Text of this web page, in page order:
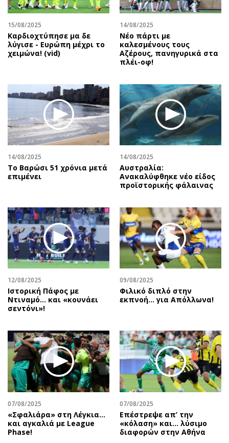
Επιχειρήσεις
Αγορές
Money Review
AstroBank Properties
Ενέργεια
Ναυτιλία
Περιβάλλον
Ελλάδα
Κόσμος
Παράξενα
Πολιτισμός
Μουσική
Εικαστικά
Βιβλίο
Χειρόγραφα
Γενικά
Αναδρομές
Πρόσωπα
Περιβάλλον
Good Life
Γυναίκα
Showbiz
Ταξίδια
Συνταγές
Έξοδος
Media
Εκπομπές
Wine routes
Uncut
Προσφορές
Προσωπικότητες στην ''Κ''
Επιστολές
15/08/2025
Καρδιοχτύπησε μα δε
λύγισε - Ευρώπη μέχρι το
χειμώνα! (vid)
14/08/2025
Νέο πάρτι με
καλεσμένους τους
Αζέρους, πανηγυρικά στα
πλέι-οφ!
14/08/2025
Το Βαρώσι 51 χρόνια μετά
επιμένει
14/08/2025
Αυστραλία:
Ανακαλύφθηκε νέο είδος
προϊστορικής φάλαινας
12/08/2025
Ιστορική Πάφος με
Ντιναμό… και «κουνάει
σεντόνι»!
09/08/2025
Φιλικό διπλό στην
εκπνοή… για Απόλλωνα!
07/08/2025
«Σφαλιάρα» στη Λέγκια…
και αγκαλιά με League
Phase!
07/08/2025
Επέστρεψε απ’ την
«κόλαση» και… λύσιμο
διαφορών στην Αθήνα